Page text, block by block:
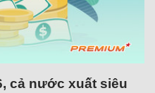
cả nước xuất siêu